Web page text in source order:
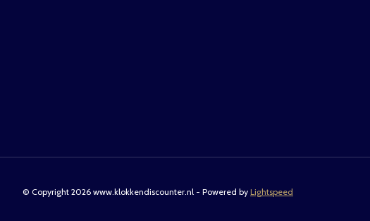
© Copyright 2026 www.klokkendiscounter.nl - Powered by Lightspeed